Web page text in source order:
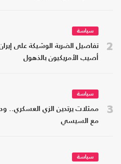
2
سياسة
تفاصيل الضربة الوشيكة على
أصيب الأمريكيون بالذهول
3
سياسة
ممثلات يرتدين الزي العسكري..
مع السيسي
سياسة